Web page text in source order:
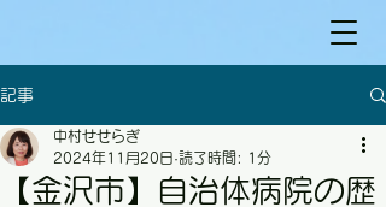
記事
【金沢市】自治体病院の歴
中村せせらぎ
2024年11月20日 読了時間: 1分